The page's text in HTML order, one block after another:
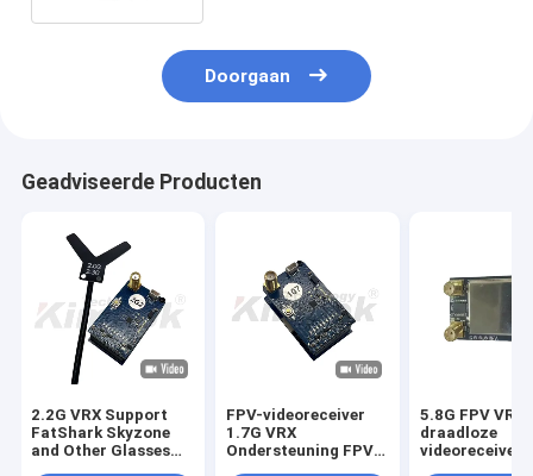
Doorgaan
Geadviseerde Producten
2.2G VRX Support
FatShark Skyzone
and Other Glasses
FPV-videoreceiver
1.7G VRX
Ondersteuning FPV-
5.8G FPV VRX
draadloze
videoreceiver